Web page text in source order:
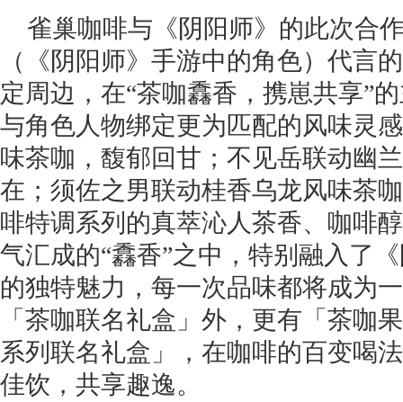
雀巢咖啡与《阴阳师》的此次合
（《阴阳师》手游中的角色）代言
定周边，在“茶咖馫香，携崽共享”
与角色人物绑定更为匹配的风味灵
味茶咖，馥郁回甘；不见岳联动幽
在；须佐之男联动桂香乌龙风味茶
啡特调系列的真萃沁人茶香、咖啡
气汇成的“馫香”之中，特别融入了
的独特魅力，每一次品味都将成为
「茶咖联名礼盒」外，更有「茶咖
系列联名礼盒」，在咖啡的百变喝
佳饮，共享趣逸。